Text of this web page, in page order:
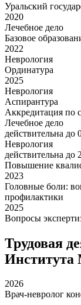
Уральский
2020
Лечебное дело
Базовое
2022
Неврология
Ординатура
2025
Неврология
Аспирантура
Аккредитация по
Лечебное дело
действительна до
Неврология
действительна до
Повышение
2023
Головные боли:
профилактики
2025
Вопросы
Трудовая
Института
2026
Врач-невролог